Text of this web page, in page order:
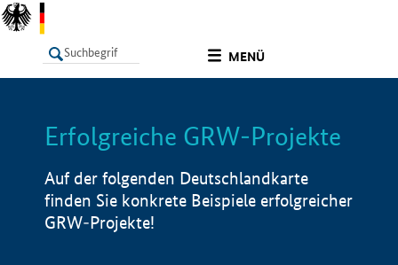
MENÜ
LISTE Info
Erfolgreiche GRW-Projekte
Auf der folgenden Deutschlandkarte
finden Sie konkrete Beispiele erfolgreicher
GRW-Projekte!